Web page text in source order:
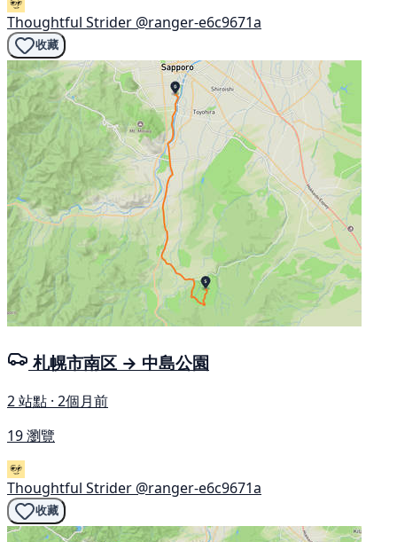
Thoughtful Strider @ranger-e6c9671a
收藏
札幌市南区 → 中島公園
2 站點 · 2個月前
19 瀏覽
Thoughtful Strider @ranger-e6c9671a
收藏